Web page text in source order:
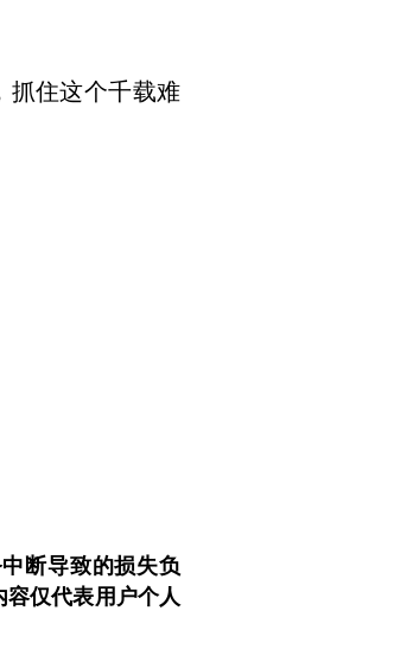
抓住这个千载难
断导致的损失负
仅代表用户个人